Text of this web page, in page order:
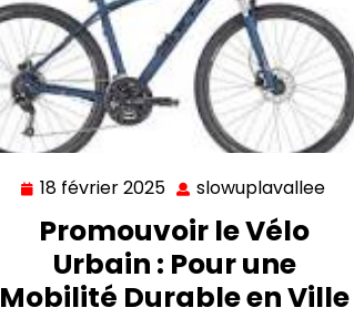
18 février 2025 18
février
2025
slowuplavallee
Promouvoir le Vélo
Urbain : Pour une
Mobilité Durable en Ville